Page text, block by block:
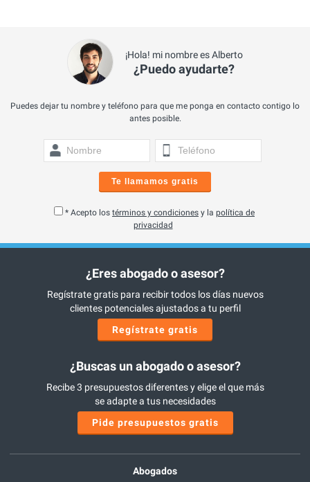
¡Hola! mi nombre es Alberto
¿Puedo ayudarte?
Puedes dejar tu nombre y teléfono para que me ponga en contacto contigo lo
antes posible.
Te llamamos gratis
* Acepto los términos y condiciones y la política de
privacidad
¿Eres abogado o asesor?
Regístrate gratis para recibir todos los días nuevos
clientes potenciales ajustados a tu perfil
Regístrate gratis
¿Buscas un abogado o asesor?
Recibe 3 presupuestos diferentes y elige el que más
se adapte a tus necesidades
Pide presupuestos gratis
Abogados